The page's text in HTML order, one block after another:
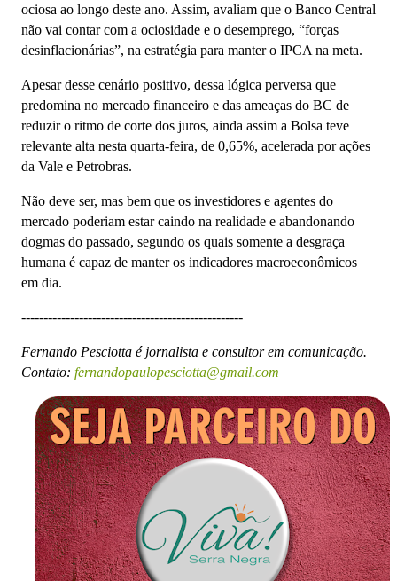
ociosa ao longo deste ano. Assim, avaliam que o Banco Central
não vai contar com a ociosidade e o desemprego, “forças
desinflacionárias”, na estratégia para manter o IPCA na meta.
Apesar desse cenário positivo, dessa lógica perversa que
predomina no mercado financeiro e das ameaças do BC de
reduzir o ritmo de corte dos juros, ainda assim a Bolsa teve
relevante alta nesta quarta-feira, de 0,65%, acelerada por ações
da Vale e Petrobras.
Não deve ser, mas bem que os investidores e agentes do
mercado poderiam estar caindo na realidade e abandonando
dogmas do passado, segundo os quais somente a desgraça
humana é capaz de manter os indicadores macroeconômicos
em dia.
--------------------------------------------------
Fernando Pesciotta é jornalista e consultor em comunicação.
Contato: fernandopaulopesciotta@gmail.com